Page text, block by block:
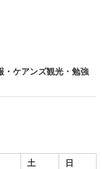
・ケアンズ観光・勉強
土
日